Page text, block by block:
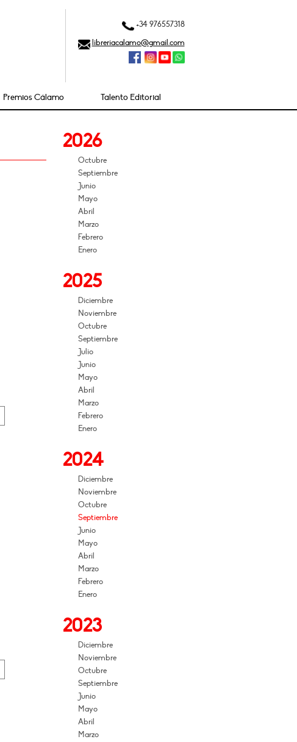
+34 976557318
libreriacalamo@gmail.com
Premios Cálamo Talento Editorial
2026
Octubre
Septiembre
Junio
Mayo
Abril
Marzo
Febrero
Enero
2025
Diciembre
Noviembre
Octubre
Septiembre
Julio
Junio
Mayo
Abril
Marzo
Febrero
Enero
2024
Diciembre
Noviembre
Octubre
Septiembre
Junio
Mayo
Abril
Marzo
Febrero
Enero
2023
Diciembre
Noviembre
Octubre
Septiembre
Junio
Mayo
Abril
Marzo